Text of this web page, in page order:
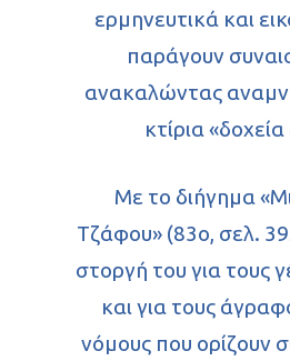
ερμηνευτικά και
παράγουν
ανακαλώντας
κτίρια
Με το διήγημα
Τζάφου» (83ο, σελ.
στοργή του για τους
και για τους
νόμους που ορίζουν